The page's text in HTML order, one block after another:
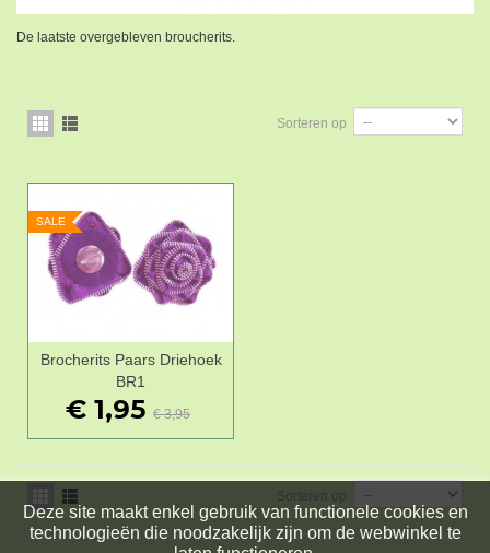
De laatste overgebleven broucherits.
Sorteren op
SALE
Brocherits Paars Driehoek
BR1
€ 1,95 € 3,95
Sorteren op
Deze site maakt enkel gebruik van functionele cookies en
technologieën die noodzakelijk zijn om de webwinkel te